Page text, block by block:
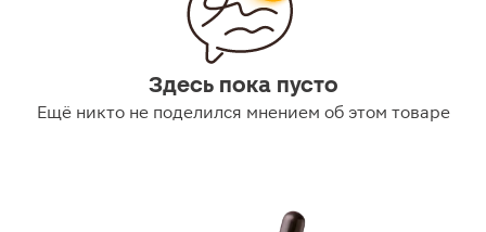
Здесь пока пусто
Ещё никто не поделился мнением об этом товаре